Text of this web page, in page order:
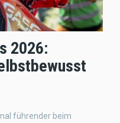
2026:
führender beim